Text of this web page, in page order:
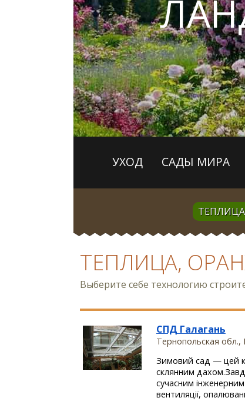
УХОД САДЫ МИРА
ТЕПЛИЦА,
Выберите себе технологию
СПД Галагань
Тернопольская обл.,
Зимовий сад — цей
склянним
сучасним
вентиляції,